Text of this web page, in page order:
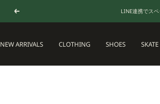
戻
る
LINE連携でス
NEW ARRIVALS CLOTHING SHOES SKATE